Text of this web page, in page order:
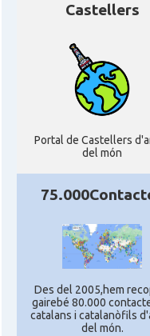
Castellers
Portal de Castellers
del món
Des del 2005,hem
gairebé 80.000
catalans i catalanòfils
del món.